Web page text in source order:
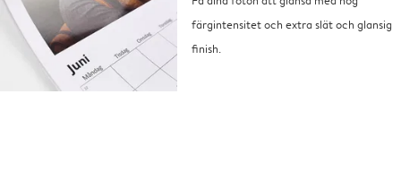
färgintensitet och extra slät och glansig
finish.